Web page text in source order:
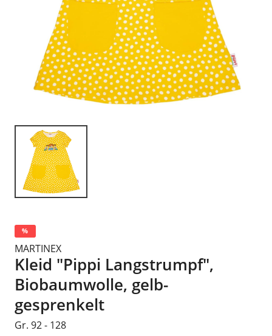
%
MARTINEX
Kleid "Pippi Langstrumpf",
Biobaumwolle, gelb-
gesprenkelt
Gr. 92 - 128